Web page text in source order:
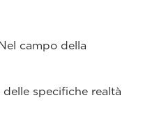
campo della
specifiche realtà